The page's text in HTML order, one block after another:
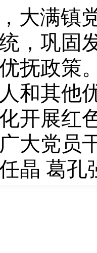
大满镇
，巩固
抚政策
和其他
开展红
大党员
晶 葛孔